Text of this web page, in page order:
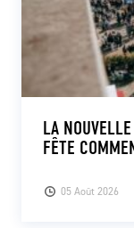
05 Août 2026
LA
FÊTE